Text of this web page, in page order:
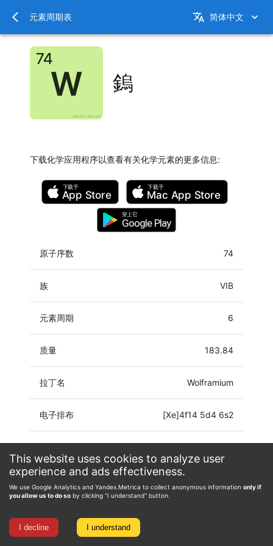
This website uses cookies to analyze user
experience and ads effectiveness.
We use Google Analytics and Yandex.Metrica to collect anonymous information only if
you allow us to do so by clicking "I understand" button.
I decline I understand
元素周期表 简体中文
鎢
下载化学应用程序以查看有关化学元素的更多信息:
下载于
App Store
下载于
Mac App Store
穿上它
Google Play
原子序数 74
族 VIB
元素周期 6
质量 183.84
拉丁名 Wolframium
电子排布 [Xe]4f14 5d4 6s2